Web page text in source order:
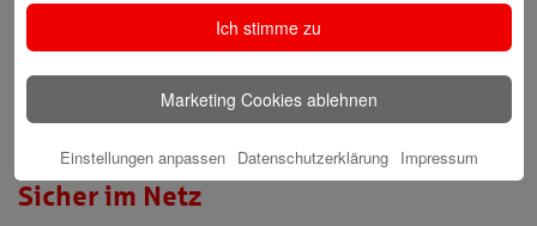
Verantwortungsvoll für die Menschen und die Region
Presse-Center
Sicher im Netz
Ich stimme zu
Marketing Cookies ablehnen
Einstellungen anpassen Datenschutzerklärung Impressum